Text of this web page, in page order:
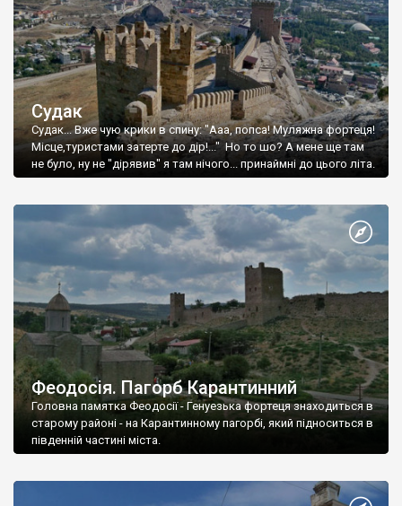
Судак
Судак... Вже чую крики в спину: "Ааа, попса! Муляжна фортеця!
Місце,туристами затерте до дір!..." Но то шо? А мене ще там
не було, ну не "дірявив" я там нічого... принаймні до цього літа.
Феодосія. Пагорб Карантинний
Головна памятка Феодосії - Генуезька фортеця знаходиться в
старому районі - на Карантинному пагорбі, який підноситься в
південній частині міста.